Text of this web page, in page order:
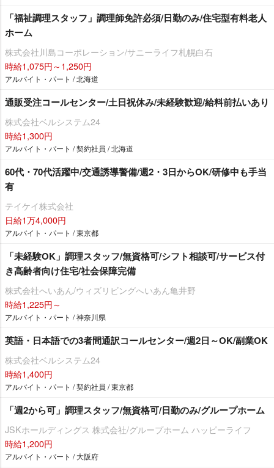
「福祉調理スタッフ」調理師免許必須/日勤のみ/住宅型有料老人
ホーム
株式会社川島コーポレーション/サニーライフ札幌白石
時給1,075円～1,250円
アルバイト・パート / 北海道
通販受注コールセンター/土日祝休み/未経験歓迎/給料前払いあり
株式会社ベルシステム24
時給1,300円
アルバイト・パート / 契約社員 / 北海道
60代・70代活躍中/交通誘導警備/週2・3日からOK/研修中も手当
有
テイケイ株式会社
日給1万4,000円
アルバイト・パート / 東京都
「未経験OK」調理スタッフ/無資格可/シフト相談可/サービス付
き高齢者向け住宅/社会保障完備
株式会社へいあん/ウィズリビングへいあん亀井野
時給1,225円～
アルバイト・パート / 神奈川県
英語・日本語での3者間通訳コールセンター/週2日～OK/副業OK
株式会社ベルシステム24
時給1,400円
アルバイト・パート / 契約社員 / 東京都
「週2から可」調理スタッフ/無資格可/日勤のみ/グループホーム
JSKホールディングス 株式会社/グループホーム ハッピーライフ
時給1,200円
アルバイト・パート / 大阪府